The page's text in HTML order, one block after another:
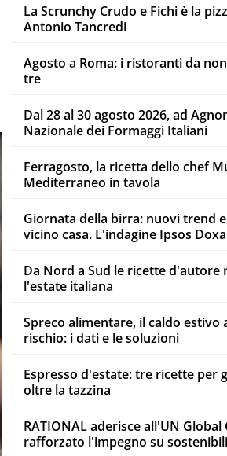
La Scrunchy Crudo e Fichi è la
Antonio Tancredi
Agosto a Roma: i ristoranti da
tre
Dal 28 al 30 agosto 2026, ad
Nazionale dei Formaggi Italiani
Ferragosto, la ricetta dello chef
Mediterraneo in tavola
Giornata della birra: nuovi trend
vicino casa. L'indagine Ipsos Doxa
Da Nord a Sud le ricette d'autore
l'estate italiana
Spreco alimentare, il caldo estivo
rischio: i dati e le soluzioni
Espresso d'estate: tre ricette per
oltre la tazzina
RATIONAL aderisce all'UN Global
rafforzato l'impegno su